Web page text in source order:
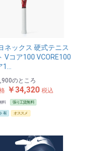
ネックス 硬式テニス
Vコア100 VCORE100
のところ
￥34,320税込
料 張り工賃無料
有 オススメ